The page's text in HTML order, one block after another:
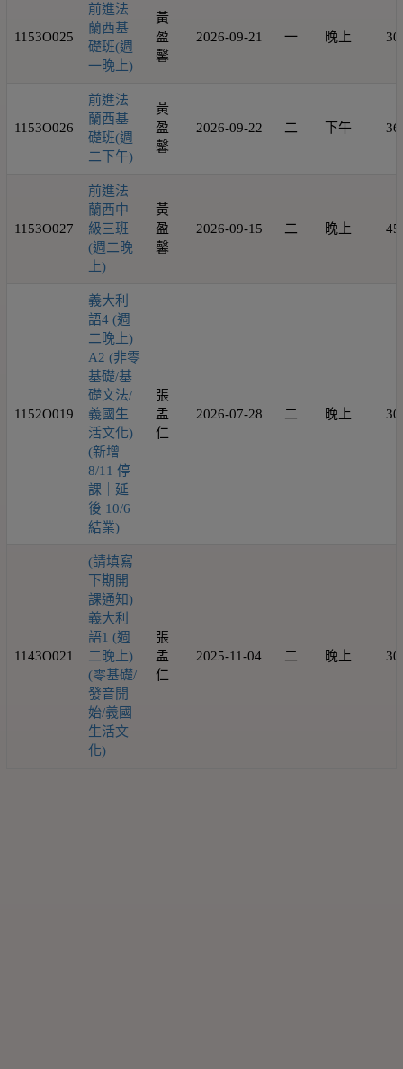
1153O025
前進法
蘭西基
礎班(週
一晚上)
黃
盈
馨
2026-09-21 一 晚上 30
1153O026
前進法
蘭西基
礎班(週
二下午)
黃
盈
馨
2026-09-22 二 下午 36
1153O027
前進法
蘭西中
級三班
(週二晚
上)
黃
盈
馨
2026-09-15 二 晚上 45
1152O019
義大利
語4 (週
二晚上)
A2 (非零
基礎/基
礎文法/
義國生
活文化)
(新增
8/11 停
課｜延
後 10/6
結業)
張
孟
仁
2026-07-28 二 晚上 30
1143O021
(請填寫
下期開
課通知)
義大利
語1 (週
二晚上)
(零基礎/
發音開
始/義國
生活文
化)
張
孟
仁
2025-11-04 二 晚上 30